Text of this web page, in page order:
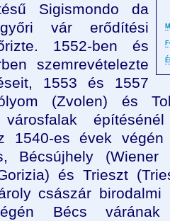
Sigismondo da
vár erődítési
1552-ben és
szemrevételezte
1553 és 1557
(Zvolen) és
városfalak
1540-es évek
Bécsújhely (Wiener
és Trieszt
császár
Bécs